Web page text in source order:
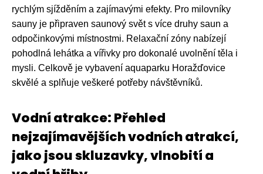
rychlým sjížděním a zajímavými efekty. Pro milovníky
sauny je připraven saunový svět s více druhy saun a
odpočinkovými místnostmi. Relaxační zóny nabízejí
pohodlná lehátka a vířivky pro dokonalé uvolnění těla i
mysli. Celkově je vybavení aquaparku Horažďovice
skvělé a splňuje veškeré potřeby návštěvníků.
Vodní atrakce: Přehled
nejzajímavějších vodních atrakcí,
jako jsou skluzavky, vlnobití a